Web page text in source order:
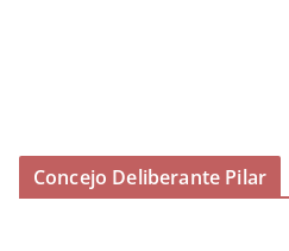
Concejo Deliberante Pilar